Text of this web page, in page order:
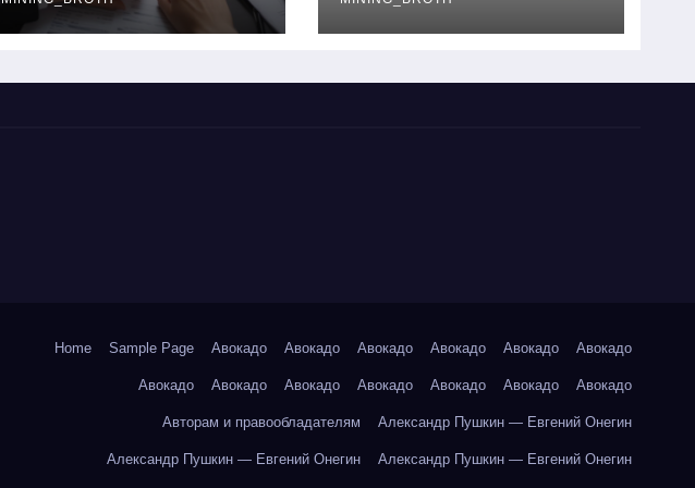
ставки и
требования к
руководство
Home Sample Page Авокадо Авокадо Авокадо Авокадо Авокадо Авокадо
Авокадо Авокадо Авокадо Авокадо Авокадо Авокадо Авокадо
Авторам и правообладателям Александр Пушкин — Евгений Онегин
Александр Пушкин — Евгений Онегин Александр Пушкин — Евгений Онегин